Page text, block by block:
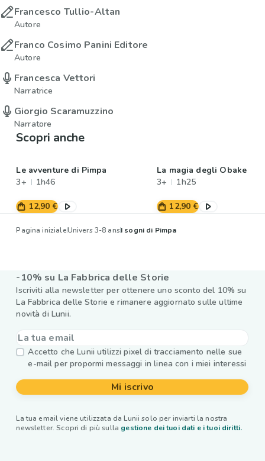
Francesco Tullio-Altan
Autore
Franco Cosimo Panini Editore
Autore
Francesca Vettori
Narratrice
Giorgio Scaramuzzino
Narratore
Scopri anche
Le avventure di Pimpa
3+
1h46
12,90 €
La magia degli Obake
3+
1h25
12,90 €
Pagina inizialeUnivers 3-8 ansI sogni di Pimpa
-10% su La Fabbrica delle Storie
Iscriviti alla newsletter per ottenere uno sconto del 10% su
La Fabbrica delle Storie e rimanere aggiornato sulle ultime
novità di Lunii.
Accetto che Lunii utilizzi pixel di tracciamento nelle sue
e-mail per propormi messaggi in linea con i miei interessi
Mi iscrivo
La tua email viene utilizzata da Lunii solo per inviarti la nostra
newsletter. Scopri di più sulla gestione dei tuoi dati e i tuoi diritti.